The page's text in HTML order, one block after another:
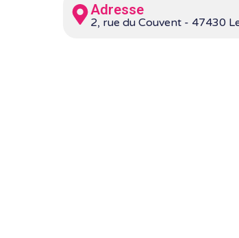
Adresse
2, rue du Couvent - 47430